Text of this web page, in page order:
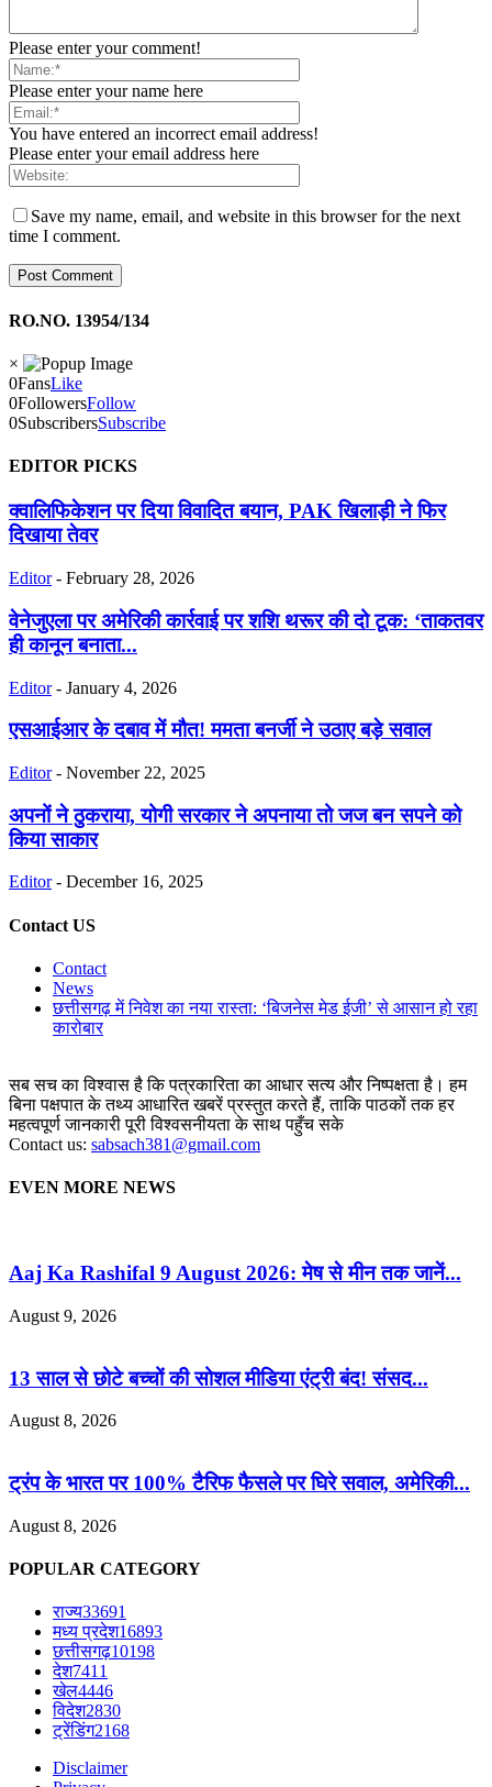
Please enter your comment!
Please enter your name here
You have entered an incorrect email address!
Please enter your email address here
Save my name, email, and website in this browser for the next
time I comment.
RO.NO. 13954/134
×
0FansLike
0FollowersFollow
0SubscribersSubscribe
EDITOR PICKS
क्वालिफिकेशन पर दिया विवादित बयान, PAK खिलाड़ी ने फिर
दिखाया तेवर
Editor - February 28, 2026
वेनेजुएला पर अमेरिकी कार्रवाई पर शशि थरूर की दो टूक: ‘ताकतवर
ही कानून बनाता...
Editor - January 4, 2026
एसआईआर के दबाव में मौत! ममता बनर्जी ने उठाए बड़े सवाल
Editor - November 22, 2025
अपनों ने ठुकराया, योगी सरकार ने अपनाया तो जज बन सपने को
किया साकार
Editor - December 16, 2025
Contact US
Contact
News
छत्तीसगढ़ में निवेश का नया रास्ता: ‘बिजनेस मेड ईजी’ से आसान हो रहा
कारोबार
सब सच का विश्वास है कि पत्रकारिता का आधार सत्य और निष्पक्षता है। हम
बिना पक्षपात के तथ्य आधारित खबरें प्रस्तुत करते हैं, ताकि पाठकों तक हर
महत्वपूर्ण जानकारी पूरी विश्वसनीयता के साथ पहुँच सके
Contact us: sabsach381@gmail.com
EVEN MORE NEWS
Aaj Ka Rashifal 9 August 2026: मेष से मीन तक जानें...
August 9, 2026
13 साल से छोटे बच्चों की सोशल मीडिया एंट्री बंद! संसद...
August 8, 2026
ट्रंप के भारत पर 100% टैरिफ फैसले पर घिरे सवाल, अमेरिकी...
August 8, 2026
POPULAR CATEGORY
राज्य33691
मध्य प्रदेश16893
छत्तीसगढ़10198
देश7411
खेल4446
विदेश2830
ट्रेंडिंग2168
Disclaimer